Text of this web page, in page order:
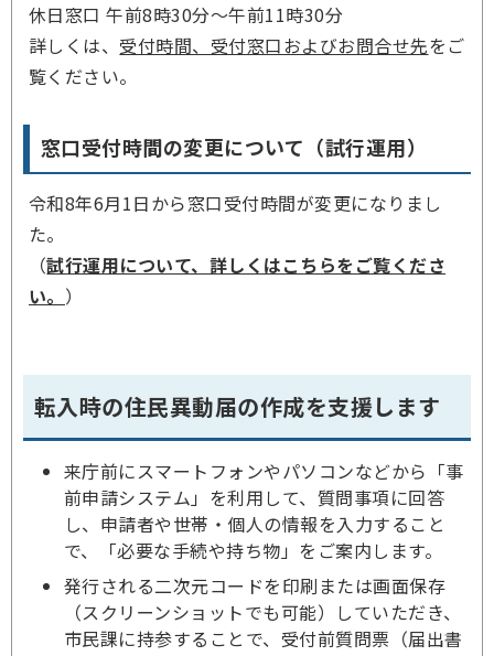
休日窓口 午前8時30分～午前11時30分
詳しくは、 受付時間、受付窓口およびお問合せ先をご
覧ください。
窓口受付時間の変更について（試行運用）
令和8年6月1日から窓口受付時間が変更になりまし
た。
（試行運用について、詳しくはこちらをご覧くださ
い。 ）
転入時の住民異動届の作成を支援します
来庁前にスマートフォンやパソコンなどから「事
前申請システム」を利用して、質問事項に回答
し、申請者や世帯・個人の情報を入力すること
で、「必要な手続や持ち物」をご案内します。
発行される二次元コードを印刷または画面保存
（スクリーンショットでも可能）していただき、
市民課に持参することで、受付前質問票（届出書